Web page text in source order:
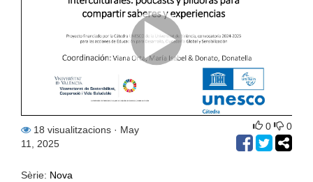
18 visualitzacions · May
11, 2025
0 0
Sèrie: Nova